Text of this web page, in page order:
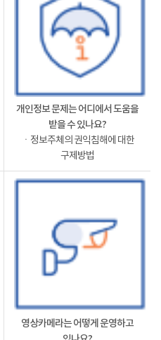
개인정보 문제는 어디에서 도움을
받을 수 있나요?
ㆍ정보주체의 권익침해에 대한
구제방법
영상카메라는 어떻게 운영하고